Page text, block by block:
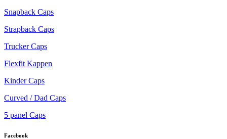
Snapback Caps
Strapback Caps
Trucker Caps
Flexfit Kappen
Kinder Caps
Curved / Dad Caps
5 panel Caps
Facebook